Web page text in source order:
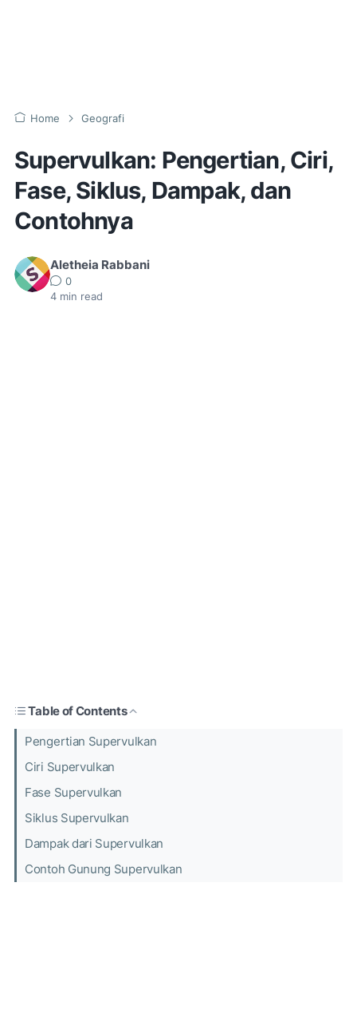
Home Geografi
Supervulkan: Pengertian, Ciri,
Fase, Siklus, Dampak, dan
Contohnya
Aletheia Rabbani
0
4 min read
Table of Contents
Pengertian Supervulkan
Ciri Supervulkan
Fase Supervulkan
Siklus Supervulkan
Dampak dari Supervulkan
Contoh Gunung Supervulkan